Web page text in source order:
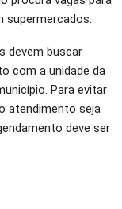
supermercados.
devem buscar
com a unidade da
Para evitar
atendimento seja
deve ser